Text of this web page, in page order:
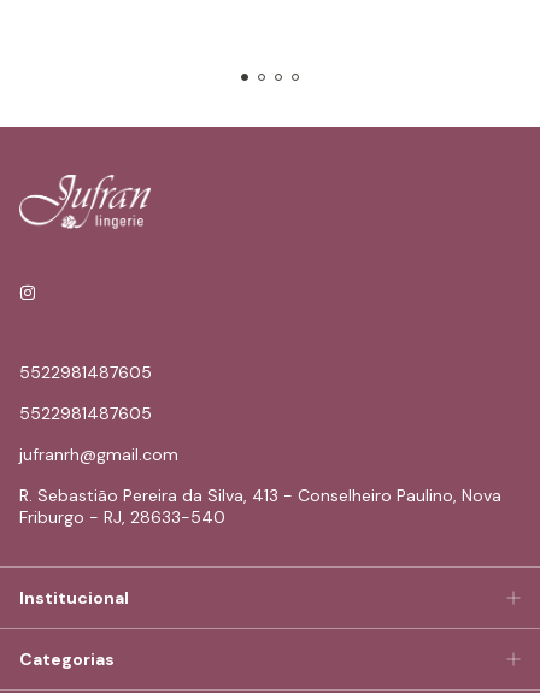
5522981487605
5522981487605
jufranrh@gmail.com
R. Sebastião Pereira da Silva, 413 - Conselheiro Paulino, Nova
Friburgo - RJ, 28633-540
Institucional
Categorias